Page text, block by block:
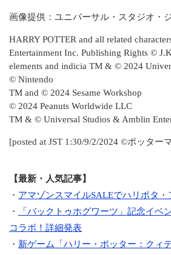
画像提供：ユニバーサル・スタジオ・
HARRY POTTER and all related
Entertainment Inc. Publishing Rights ©
elements and indicia TM & © 2024
© Nintendo
TM and © 2024 Sesame Workshop
© 2024 Peanuts Worldwide LLC
TM & © Universal Studios & Amblin
[posted at JST 1:30/9/2/2024 ©ポッター
【最新・人気記事】
・ アマゾンスマイルSALEでハリポタ
・
「バックトゥホグワーツ」記念イ
コラボ！詳細発表
・ 新ゲーム「ハリー・ポッター：クィ